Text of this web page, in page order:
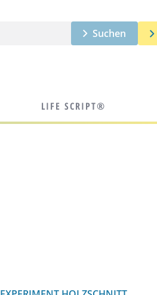
Suchen
LIFE SCRIPT®